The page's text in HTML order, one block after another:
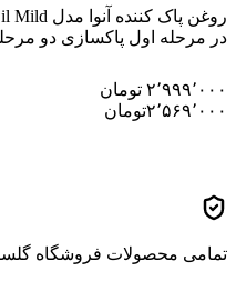
در مرحله اول پاکسازی دو
۲٬۹۹۹٬۰۰۰ تومان
۲٬۵۶۹٬۰۰۰تومان
تمامی محصولات فروشگاه